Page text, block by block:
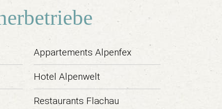
Appartements Alpenfex
Hotel Alpenwelt
Restaurants Flachau